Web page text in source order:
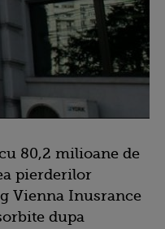
80,2 milioane de
pierderilor
Vienna Inusrance
dupa